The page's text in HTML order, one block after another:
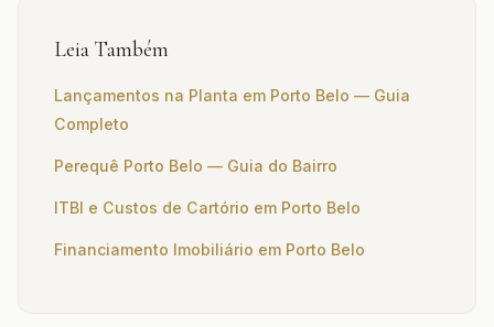
Leia Também
Lançamentos na Planta em Porto Belo — Guia
Completo
Perequê Porto Belo — Guia do Bairro
ITBI e Custos de Cartório em Porto Belo
Financiamento Imobiliário em Porto Belo